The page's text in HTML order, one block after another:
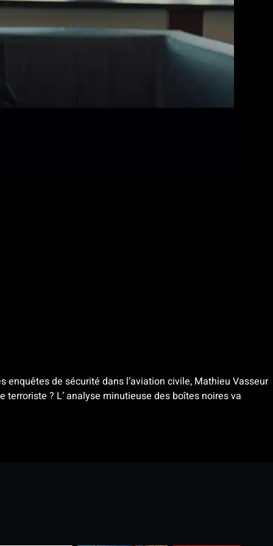
enquêtes de sécurité dans l’aviation civile, Mathieu Vasseur
? L’ analyse minutieuse des boîtes noires va